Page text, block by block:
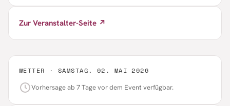
Zur Veranstalter-Seite ↗
WETTER · SAMSTAG, 02. MAI 2026
Vorhersage ab 7 Tage vor dem Event verfügbar.